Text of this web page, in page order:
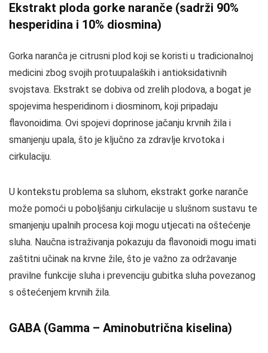
Ekstrakt ploda gorke naranče (sadrži 90%
hesperidina i 10% diosmina)
Gorka naranča je citrusni plod koji se koristi u tradicionalnoj
medicini zbog svojih protuupalaških i antioksidativnih
svojstava. Ekstrakt se dobiva od zrelih plodova, a bogat je
spojevima hesperidinom i diosminom, koji pripadaju
flavonoidima. Ovi spojevi doprinose jačanju krvnih žila i
smanjenju upala, što je ključno za zdravlje krvotoka i
cirkulaciju.
U kontekstu problema sa sluhom, ekstrakt gorke naranče
može pomoći u poboljšanju cirkulacije u slušnom sustavu te
smanjenju upalnih procesa koji mogu utjecati na oštećenje
sluha. Naučna istraživanja pokazuju da flavonoidi mogu imati
zaštitni učinak na krvne žile, što je važno za održavanje
pravilne funkcije sluha i prevenciju gubitka sluha povezanog
s oštećenjem krvnih žila.
GABA (Gamma – Aminobutrična kiselina)